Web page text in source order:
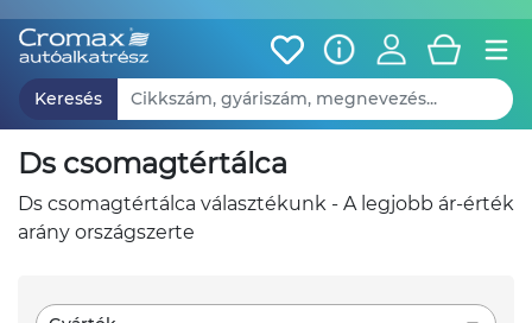
Keresés
ds csomagtértálca
ds csomagtértálca választékunk - A legjobb ár-érték
arány országszerte